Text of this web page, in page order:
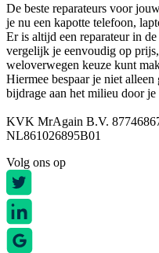
De beste reparateurs voor
je nu een kapotte telefoon,
Er is altijd een reparateur in
vergelijk je eenvoudig op
weloverwegen keuze kunt
Hiermee bespaar je niet
bijdrage aan het milieu door
KVK MrAgain B.V.
NL861026895B01
Volg ons op